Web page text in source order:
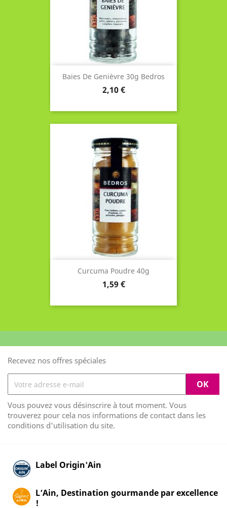
Baies De Genièvre 30g Bedros
Prix
2,10 €
Curcuma Poudre 40g
Prix
1,59 €
Recevez nos offres spéciales
Vous pouvez vous désinscrire à tout moment. Vous
trouverez pour cela nos informations de contact dans les
conditions d'utilisation du site.
Label Origin'Ain
L’Ain, Destination gourmande par excellence
!